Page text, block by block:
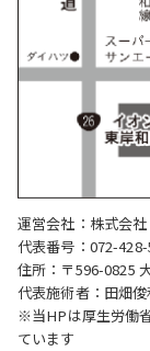
運営会社：株式会
代表番号：072-
住所：〒596-0825
代表施術者：田畑俊
※当HPは厚生労働
ています